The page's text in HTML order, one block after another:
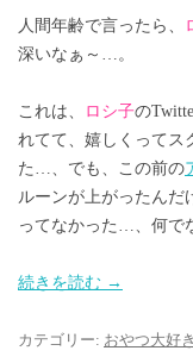
人間年齢で言ったら、
深いなぁ～…。
これは、 ロシ子の
れてて、嬉しくってス
た…、でも、この前の
ルーンが上がったんだ
ってなかった…、何で
続きを読む →
カテゴリー: おやつ大好